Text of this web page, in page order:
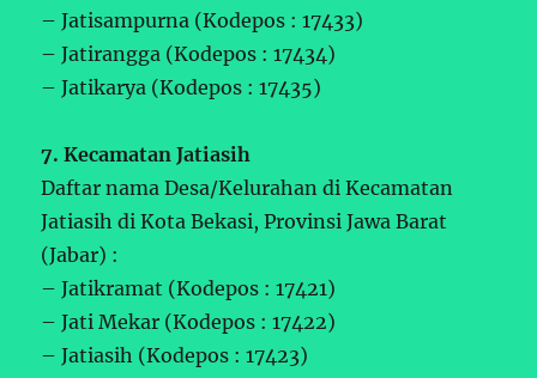
– Jatisampurna (Kodepos : 17433)
– Jatirangga (Kodepos : 17434)
– Jatikarya (Kodepos : 17435)
7. Kecamatan Jatiasih
Daftar nama Desa/Kelurahan di Kecamatan
Jatiasih di Kota Bekasi, Provinsi Jawa Barat
(Jabar) :
– Jatikramat (Kodepos : 17421)
– Jati Mekar (Kodepos : 17422)
– Jatiasih (Kodepos : 17423)